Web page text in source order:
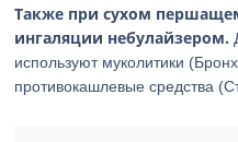
Также при сухом
ингаляции небулайзером.
используют муколитики
противокашлевые средства